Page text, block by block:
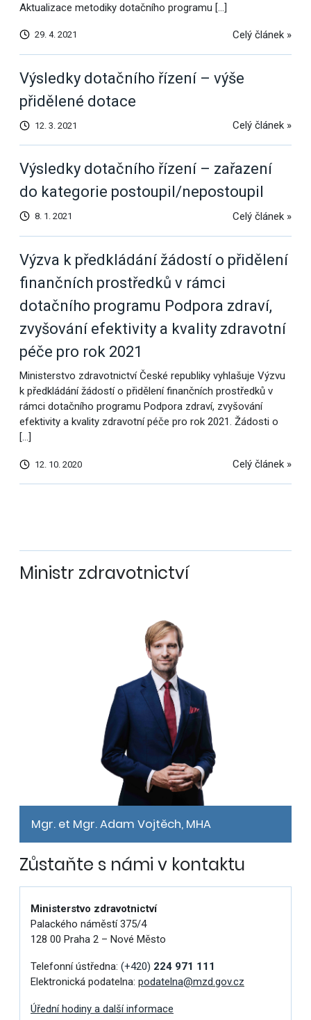
Aktualizace metodiky dotačního programu […]
29. 4. 2021 Celý článek »
Výsledky dotačního řízení – výše
přidělené dotace
12. 3. 2021 Celý článek »
Výsledky dotačního řízení – zařazení
do kategorie postoupil/nepostoupil
8. 1. 2021 Celý článek »
Výzva k předkládání žádostí o přidělení
finančních prostředků v rámci
dotačního programu Podpora zdraví,
zvyšování efektivity a kvality zdravotní
péče pro rok 2021
Ministerstvo zdravotnictví České republiky vyhlašuje Výzvu
k předkládání žádostí o přidělení finančních prostředků v
rámci dotačního programu Podpora zdraví, zvyšování
efektivity a kvality zdravotní péče pro rok 2021. Žádosti o
[…]
12. 10. 2020 Celý článek »
Ministr zdravotnictví
Mgr. et Mgr. Adam Vojtěch, MHA
Zůstaňte s námi v kontaktu
Ministerstvo zdravotnictví
Palackého náměstí 375/4
128 00 Praha 2 – Nové Město
Telefonní ústředna: (+420) 224 971 111
Elektronická podatelna: podatelna@mzd.gov.cz
Úřední hodiny a další informace